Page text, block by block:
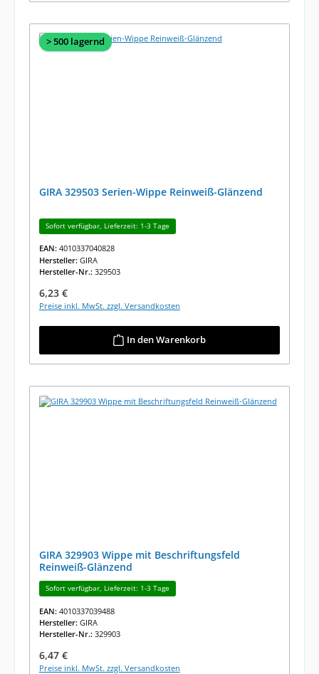
> 500 lagernd
GIRA 329503 Serien-Wippe Reinweiß-Glänzend
Sofort verfügbar, Lieferzeit: 1-3 Tage
EAN: 4010337040828
Hersteller: GIRA
Hersteller-Nr.: 329503
Regulärer Preis:
6,23 €
Preise inkl. MwSt. zzgl. Versandkosten
In den Warenkorb
GIRA 329903 Wippe mit Beschriftungsfeld
Reinweiß-Glänzend
Sofort verfügbar, Lieferzeit: 1-3 Tage
EAN: 4010337039488
Hersteller: GIRA
Hersteller-Nr.: 329903
Regulärer Preis:
6,47 €
Preise inkl. MwSt. zzgl. Versandkosten